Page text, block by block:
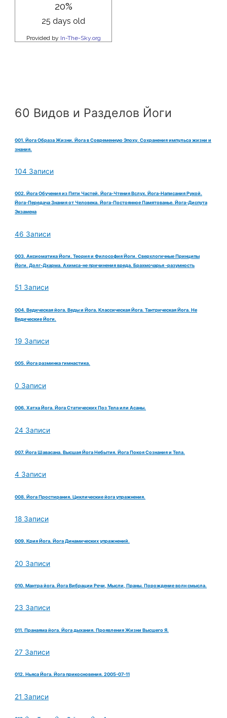
60 Видов и Разделов Йоги
001. Йога Образа Жизни. Йога в Современную Эпоху. Сохранения импульса жизни и
знания.
104 Записи
002. Йога Обучения из Пяти Частей. Йога-Чтения Вслух. Йога-Написания Рукой.
Йога-Передача Знания от Человека. Йога-Постоянное Памятованье. Йога-Диспута
Экзамена
46 Записи
003. Аксиоматика Йоги. Теория и Философия Йоги. Сверхлогичные Принципы
Йоги. Долг-Дхарма. Ахимса-не причинения вреда. Брахмочарья -разумность
51 Записи
004. Ведическая йога. Веды и Йога. Классическая Йога. Тантрическая Йога. Не
Ведические Йоги.
19 Записи
005. Йога разминка гимнастика.
0 Записи
006. Хатха Йога. Йога Статических Поз Тела или Асаны.
24 Записи
007. Йога Шавасана. Высшая Йога Небытия. Йога Покоя Сознания и Тела.
4 Записи
008. Йога Простирания. Циклические йога упражнения.
18 Записи
009. Крия Йога. Йога Динамических упражнений.
20 Записи
010. Мантра йога. Йога Вибрации Речи, Мысли, Праны. Порождение волн смысла.
23 Записи
011. Пранаяма йога. Йога дыхания. Проявления Жизни Высшего Я.
27 Записи
012. Ньяса Йога. Йога прикосновения. 2005-07-11
21 Записи